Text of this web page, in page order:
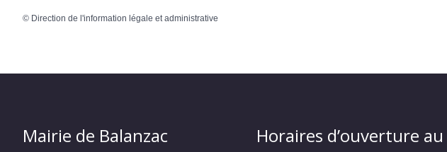
© Direction de l'information légale et administrative
Mairie de Balanzac
Horaires d’ouverture au